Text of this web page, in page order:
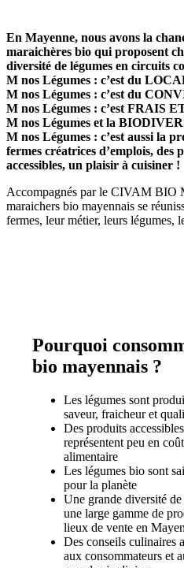
En Mayenne, nous avons la
maraichères bio qui proposent
diversité de légumes en circuits
M nos Légumes : c’est du
M nos Légumes : c’est du
M nos Légumes : c’est FRAIS
M nos Légumes et la
M nos Légumes : c’est aussi la
fermes créatrices d’emplois, des
accessibles, un plaisir à cuisiner !
Accompagnés par le CIVAM BIO
maraichers bio mayennais se
fermes, leur métier, leurs légumes,
Pourquoi
bio mayennais ?
Les légumes sont
saveur, fraicheur et
Des produits
représentent peu en
alimentaire
Les légumes bio sont
pour la planète
Une grande diversité de
une large gamme de
lieux de vente en
Des conseils culinaires
aux consommateurs et